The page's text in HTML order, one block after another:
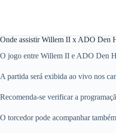
Onde assistir Willem II x ADO Den
O jogo entre Willem II e ADO Den
A partida será exibida ao vivo nos
Recomenda-se verificar a
O torcedor pode acompanhar